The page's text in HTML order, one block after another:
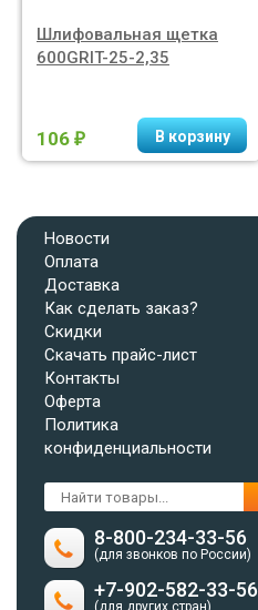
Шлифовальная щетка
600GRIT-25-2,35
106 ₽
Новости
Оплата
Доставка
Как сделать заказ?
Скидки
Скачать прайс-лист
Контакты
Оферта
Политика
конфиденциальности
8-800-234-33-56
(для звонков по России)
+7-902-582-33-56
(для других стран)